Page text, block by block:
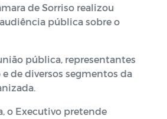
de Sorriso realizou
pública sobre o
pública, representantes
de diversos segmentos da
o Executivo pretende